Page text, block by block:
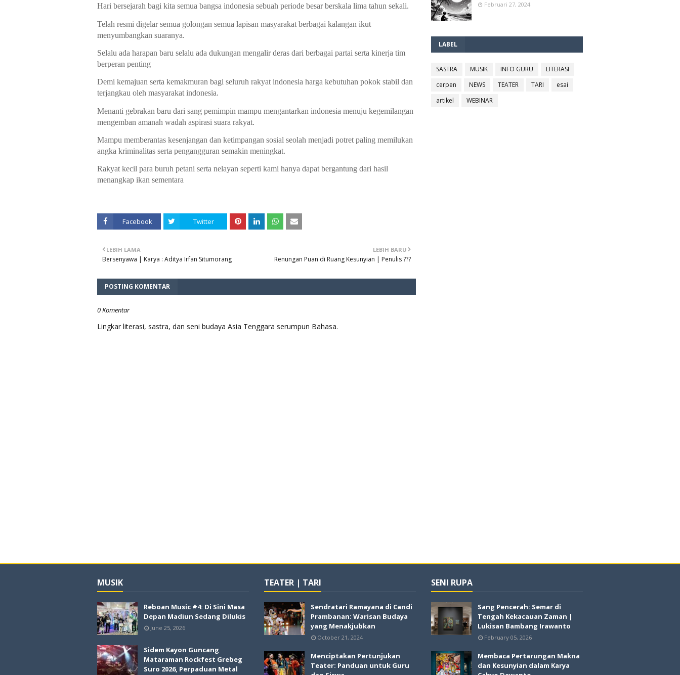
Hari bersejarah bagi kita semua bangsa indonesia sebuah periode besar berskala lima tahun sekali.
Telah resmi digelar semua golongan semua lapisan masyarakat berbagai kalangan ikut
menyumbangkan suaranya.
Selalu ada harapan baru selalu ada dukungan mengalir deras dari berbagai partai serta kinerja tim
berperan penting
Demi kemajuan serta kemakmuran bagi seluruh rakyat indonesia harga kebutuhan pokok stabil dan
terjangkau oleh masyarakat indonesia.
Menanti gebrakan baru dari sang pemimpin mampu mengantarkan indonesia menuju kegemilangan
mengemban amanah wadah aspirasi suara rakyat.
Mampu memberantas kesenjangan dan ketimpangan sosial seolah menjadi potret paling memilukan
angka kriminalitas serta pengangguran semakin meningkat.
Rakyat kecil para buruh petani serta nelayan seperti kami hanya dapat bergantung dari hasil
menangkap ikan sementara
Facebook Twitter
LEBIH BARU
Renungan Puan di Ruang Kesunyian | Penulis ???
LEBIH LAMA
Bersenyawa | Karya : Aditya Irfan Situmorang
POSTING KOMENTAR
0 Komentar
Lingkar literasi, sastra, dan seni budaya Asia Tenggara serumpun Bahasa.
Februari 27, 2024
LABEL
SASTRA MUSIK INFO GURU
LITERASI
cerpen
NEWS TEATER TARI
esai
artikel
WEBINAR
MUSIK
Reboan Music #4: Di Sini Masa
Depan Madiun Sedang Dilukis
June 25, 2026
Sidem Kayon Guncang
Mataraman Rockfest Grebeg
Suro 2026, Perpaduan Metal
TEATER | TARI
Sendratari Ramayana di Candi
Prambanan: Warisan Budaya
yang Menakjubkan
October 21, 2024
Menciptakan Pertunjukan
Teater: Panduan untuk Guru
SENI RUPA
Sang Pencerah: Semar di
Tengah Kekacauan Zaman |
Lukisan Bambang Irawanto
February 05, 2026
Membaca Pertarungan Makna
dan Kesunyian dalam Karya